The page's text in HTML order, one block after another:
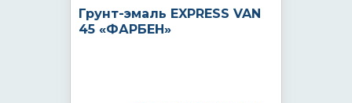
Грунт-эмаль EXPRESS VAN
45 «ФАРБЕН»